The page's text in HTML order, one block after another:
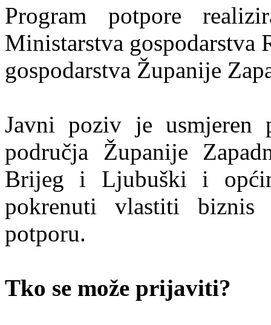
Program potpore
Ministarstva gospodarstva
gospodarstva Županije
Javni poziv je usmjeren
područja Županije
Brijeg i Ljubuški i
pokrenuti vlastiti biznis
potporu.
Tko se može prijaviti?